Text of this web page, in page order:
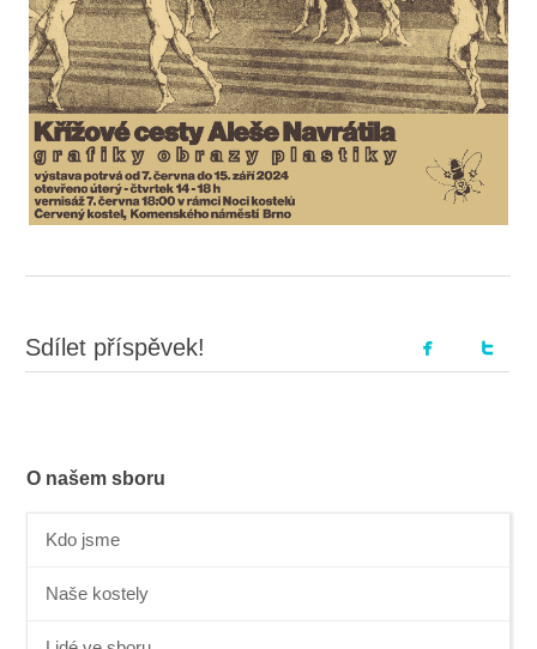
Sdílet příspěvek!
O našem sboru
Kdo jsme
Naše kostely